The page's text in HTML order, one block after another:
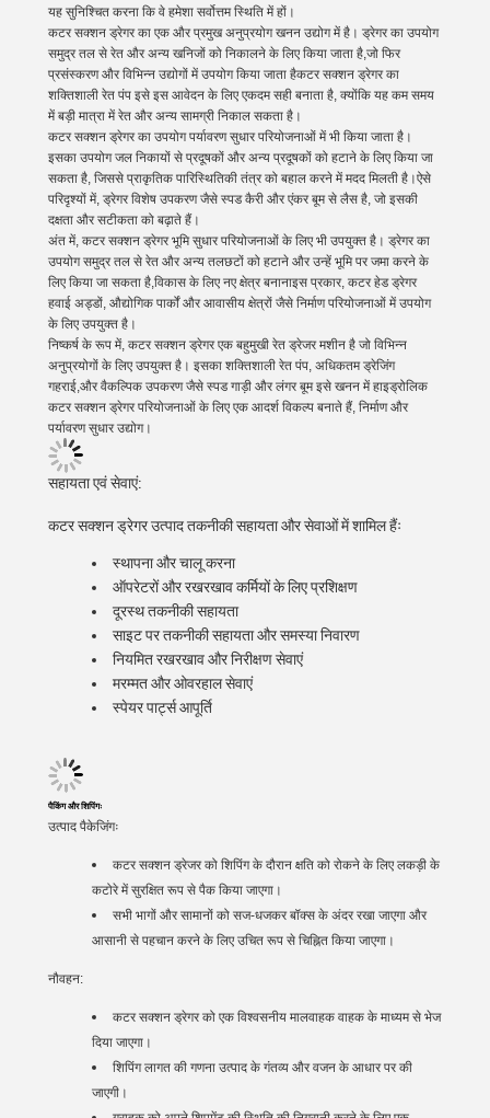
यह सुनिश्चित करना कि वे हमेशा सर्वोत्तम स्थिति में हों।
कटर सक्शन ड्रेगर का एक और प्रमुख अनुप्रयोग खनन उद्योग में है। ड्रेगर का उपयोग
समुद्र तल से रेत और अन्य खनिजों को निकालने के लिए किया जाता है,जो फिर
प्रसंस्करण और विभिन्न उद्योगों में उपयोग किया जाता हैकटर सक्शन ड्रेगर का
शक्तिशाली रेत पंप इसे इस आवेदन के लिए एकदम सही बनाता है, क्योंकि यह कम समय
में बड़ी मात्रा में रेत और अन्य सामग्री निकाल सकता है।
कटर सक्शन ड्रेगर का उपयोग पर्यावरण सुधार परियोजनाओं में भी किया जाता है।
इसका उपयोग जल निकायों से प्रदूषकों और अन्य प्रदूषकों को हटाने के लिए किया जा
सकता है, जिससे प्राकृतिक पारिस्थितिकी तंत्र को बहाल करने में मदद मिलती है।ऐसे
परिदृश्यों में, ड्रेगर विशेष उपकरण जैसे स्पड कैरी और एंकर बूम से लैस है, जो इसकी
दक्षता और सटीकता को बढ़ाते हैं।
अंत में, कटर सक्शन ड्रेगर भूमि सुधार परियोजनाओं के लिए भी उपयुक्त है। ड्रेगर का
उपयोग समुद्र तल से रेत और अन्य तलछटों को हटाने और उन्हें भूमि पर जमा करने के
लिए किया जा सकता है,विकास के लिए नए क्षेत्र बनानाइस प्रकार, कटर हेड ड्रेगर
हवाई अड्डों, औद्योगिक पार्कों और आवासीय क्षेत्रों जैसे निर्माण परियोजनाओं में उपयोग
के लिए उपयुक्त है।
निष्कर्ष के रूप में, कटर सक्शन ड्रेगर एक बहुमुखी रेत ड्रेजर मशीन है जो विभिन्न
अनुप्रयोगों के लिए उपयुक्त है। इसका शक्तिशाली रेत पंप, अधिकतम ड्रेजिंग
गहराई,और वैकल्पिक उपकरण जैसे स्पड गाड़ी और लंगर बूम इसे खनन में हाइड्रोलिक
कटर सक्शन ड्रेगर परियोजनाओं के लिए एक आदर्श विकल्प बनाते हैं, निर्माण और
पर्यावरण सुधार उद्योग।
सहायता एवं सेवाएं:
कटर सक्शन ड्रेगर उत्पाद तकनीकी सहायता और सेवाओं में शामिल हैंः
स्थापना और चालू करना
ऑपरेटरों और रखरखाव कर्मियों के लिए प्रशिक्षण
दूरस्थ तकनीकी सहायता
साइट पर तकनीकी सहायता और समस्या निवारण
नियमित रखरखाव और निरीक्षण सेवाएं
मरम्मत और ओवरहाल सेवाएं
स्पेयर पार्ट्स आपूर्ति
पैकिंग और शिपिंगः
उत्पाद पैकेजिंगः
कटर सक्शन ड्रेजर को शिपिंग के दौरान क्षति को रोकने के लिए लकड़ी के
कटोरे में सुरक्षित रूप से पैक किया जाएगा।
सभी भागों और सामानों को सज-धजकर बॉक्स के अंदर रखा जाएगा और
आसानी से पहचान करने के लिए उचित रूप से चिह्नित किया जाएगा।
नौवहन:
कटर सक्शन ड्रेगर को एक विश्वसनीय मालवाहक वाहक के माध्यम से भेज
दिया जाएगा।
शिपिंग लागत की गणना उत्पाद के गंतव्य और वजन के आधार पर की
जाएगी।